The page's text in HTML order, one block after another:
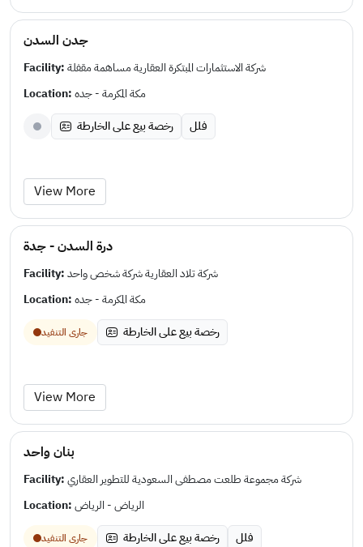
جدن السدن
Facility:شركة الاستثمارات المبتكرة العقارية مساهمة مقفلة
Location:مكة المكرمة - جده
رخصة بيع على الخارطة
فلل
View More
درة السدن - جدة
Facility:شركة تلاد العقارية شركة شخص واحد
Location:مكة المكرمة - جده
جارى التنفيد رخصة بيع على الخارطة
View More
بنان واحد
Facility:شركة مجموعة طلعت مصطفى السعودية للتطوير العقاري
Location:الرياض - الرياض
جارى التنفيد رخصة بيع على الخارطة فلل